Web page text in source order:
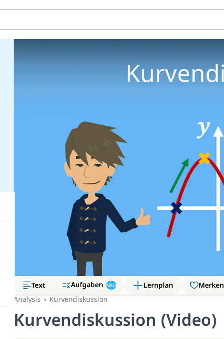
Text Aufgaben NEU Lernplan Merken
Analysis
Kurvendiskussion
Kurvendiskussion (Video)